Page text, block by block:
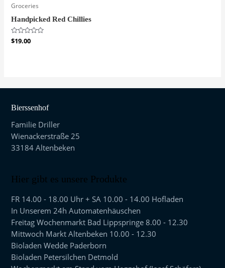
Groceries
Handpicked Red Chillies
Bewertet
$19.00
Bierssenhof
Familie Driller
Wienackerstraße 25
33184 Altenbeken
Hier gibt es unsere Produkte
FR 14.00 - 18.00 Uhr + SA 10.00 - 14.00 Hofladen
In Unserem 24h Automatenhäuschen
Freitag Wochenmarkt Bad Lippspringe 8.00 - 12.30
Mittwoch Markt Altenbeken 10.00 - 12.30
Bioladen Wedde Paderborn
Bioladen Petersilchen Detmold